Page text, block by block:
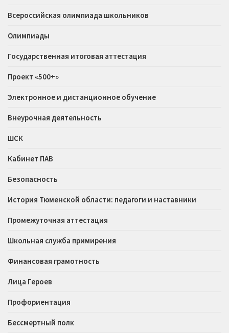
Всероссийская олимпиада школьников
Олимпиады
Государственная итоговая аттестация
Проект «500+»
Электронное и дистанционное обучение
Внеурочная деятельность
ШСК
Кабинет ПАВ
Безопасность
История Тюменской области: педагоги и наставники
Промежуточная аттестация
Школьная служба примирения
Финансовая грамотность
Лица Героев
Профориентация
Бессмертный полк